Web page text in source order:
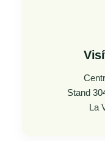
Stand
La